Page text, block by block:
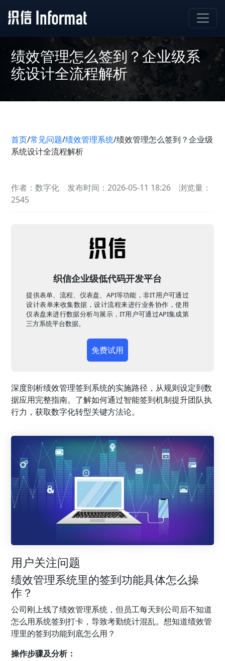
绩效管理怎么签到？企业级系
统设计全流程解析
首页/常见问题/绩效管理系统/绩效管理怎么签到？企业级
系统设计全流程解析
作者：数字化 发布时间：2026-05-11 18:26
浏览量：
2545
织信企业级低代码开发平台
提供表单、流程、仪表盘、API等功能，非IT用户可通过
设计表单来收集数据，设计流程来进行业务协作，使用
仪表盘来进行数据分析与展示，IT用户可通过API集成第
三方系统平台数据。
免费试用
深度剖析绩效管理签到系统的实施路径，从规则设定到数
据应用完整指南。了解如何通过智能签到机制提升团队执
行力，获取数字化转型关键方法论。
用户关注问题
绩效管理系统里的签到功能具体怎么操
作？
公司刚上线了绩效管理系统，但员工每天到公司后不知道
怎么用系统签到打卡，导致考勤统计混乱。想知道绩效管
理里的签到功能到底怎么用？
操作步骤及分析：